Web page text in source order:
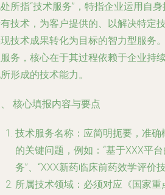
所指“技术服务”，特指企业运用自
技术，为客户提供的、以解决特定
技术成果转化为目标的智力型服务
务，核心在于其过程依赖于企业持
形成的技术能力。
核心填报内容与要点
技术服务名称 ：应简明扼要，准
的关键问题，例如：“基于XXX平
务”、“XXX新药临床前药效学评价技
所属技术领域 ：必须对应《国家